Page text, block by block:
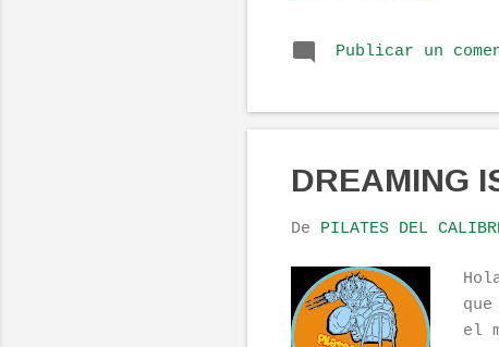
Publicar un
DREAMING
De PILATES DEL
el